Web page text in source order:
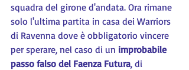
squadra del girone d'andata. Ora rimane
solo l'ultima partita in casa dei Warriors
di Ravenna dove è obbligatorio vincere
per sperare, nel caso di un improbabile
passo falso del Faenza Futura, di